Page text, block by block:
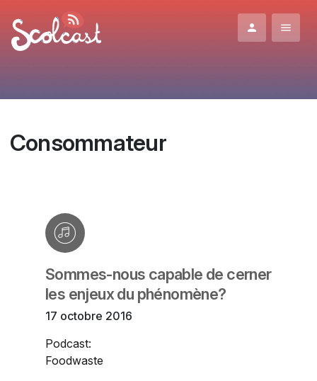
Consommateur
Sommes-nous capable de cerner
les enjeux du phénomène?
17 octobre 2016
Podcast:
Foodwaste